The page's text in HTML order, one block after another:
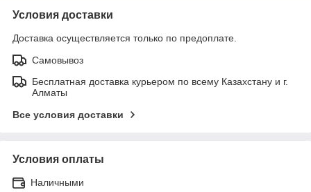
Условия доставки
Доставка осуществляется только по предоплате.
Самовывоз
Бесплатная доставка курьером по всему Казахстану и г.
Алматы
Все условия доставки
Условия оплаты
Наличными